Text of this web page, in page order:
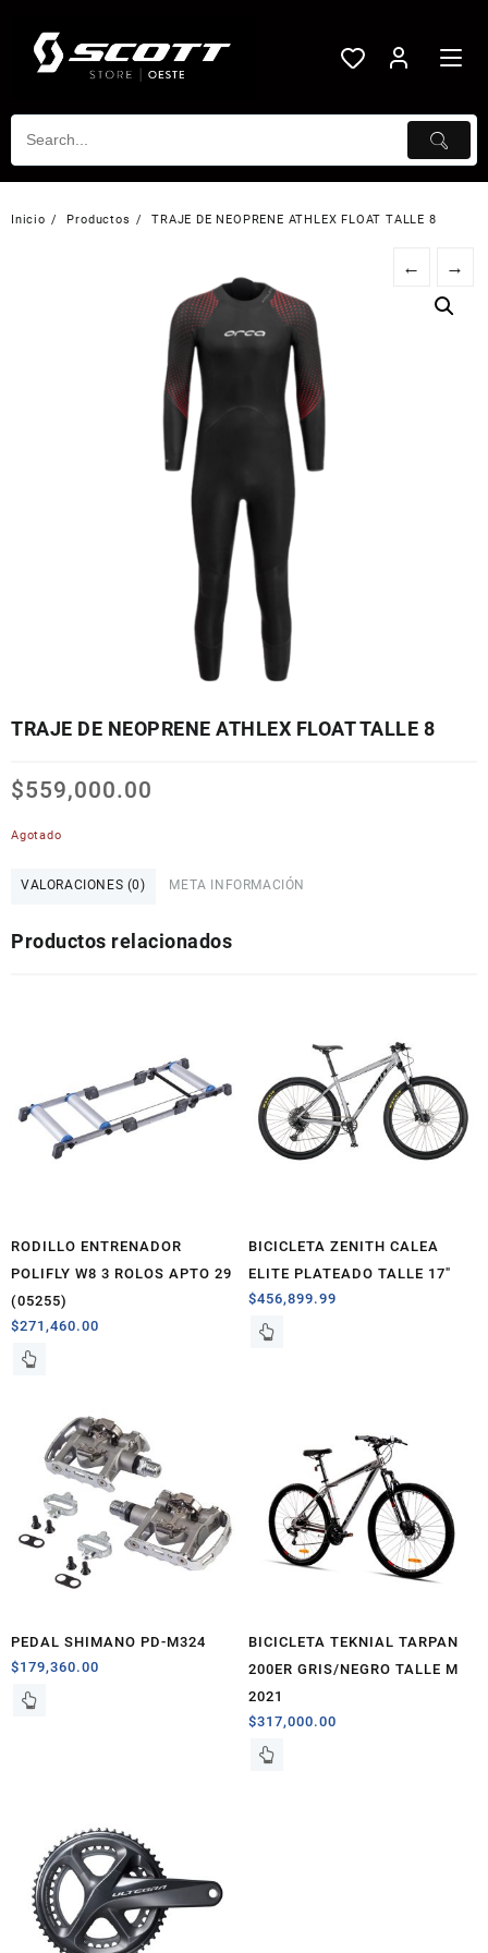
contenido
Inicio Productos TRAJE DE NEOPRENE ATHLEX FLOAT TALLE 8
← →
TRAJE DE NEOPRENE ATHLEX FLOAT TALLE 8
$559,000.00
Agotado
VALORACIONES (0) META INFORMACIÓN
Productos relacionados
RODILLO ENTRENADOR
POLIFLY W8 3 ROLOS APTO 29
(05255)
$271,460.00
BICICLETA ZENITH CALEA
ELITE PLATEADO TALLE 17″
$456,899.99
PEDAL SHIMANO PD-M324
$179,360.00
BICICLETA TEKNIAL TARPAN
200ER GRIS/NEGRO TALLE M
2021
$317,000.00